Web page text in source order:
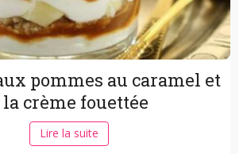
pommes au caramel et
la crème fouettée
Lire la suite